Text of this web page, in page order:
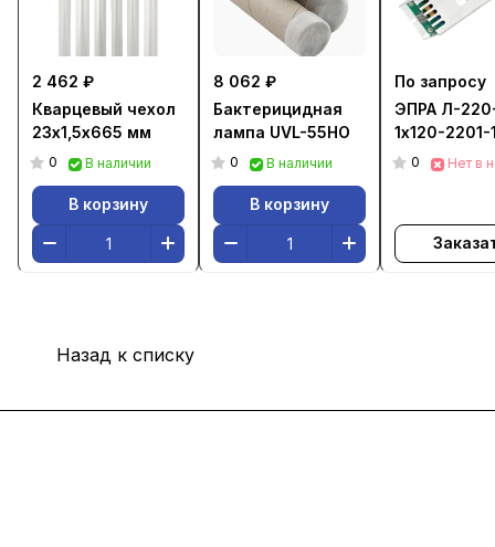
2 462 ₽
Кварцевый чехол
23х1,5х665 мм
0 В наличии
В корзину
8 062 ₽
Бактерицидная
лампа UVL-55HO
0 В наличии
В корзину
По запросу
ЭПРА Л-
1х120-2201-
0 Нет в
Назад к списку